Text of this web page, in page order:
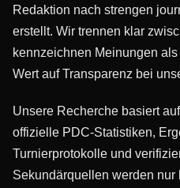
Redaktion nach strengen
erstellt. Wir trennen klar
kennzeichnen Meinungen
Wert auf Transparenz bei
Unsere Recherche basiert
offizielle PDC-Statistiken,
Turnierprotokolle und
Sekundärquellen werden nur